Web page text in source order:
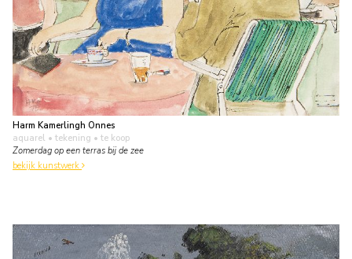
Harm Kamerlingh Onnes
aquarel • tekening • te koop
Zomerdag op een terras bij de zee
bekijk kunstwerk